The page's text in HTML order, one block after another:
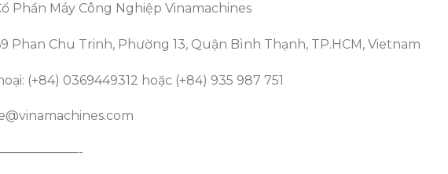
Phần Máy Công Nghiệp Vinamachines
Phan Chu Trinh, Phường 13, Quận Bình Thạnh, TP.HCM, Vietnam
(+84) 0369449312 hoặc (+84) 935 987 751